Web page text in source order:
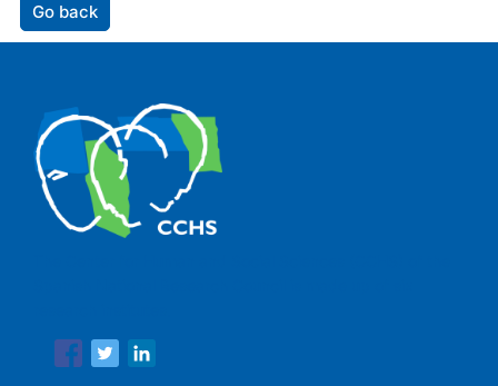
Go back